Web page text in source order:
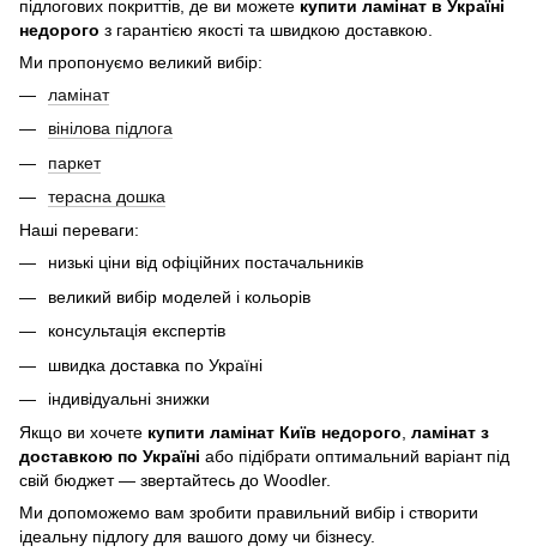
підлогових покриттів, де ви можете купити ламінат в Україні
недорого з гарантією якості та швидкою доставкою.
Ми пропонуємо великий вибір:
ламінат
вінілова підлога
паркет
терасна дошка
Наші переваги:
низькі ціни від офіційних постачальників
великий вибір моделей і кольорів
консультація експертів
швидка доставка по Україні
індивідуальні знижки
Якщо ви хочете купити ламінат Київ недорого, ламінат з
доставкою по Україні або підібрати оптимальний варіант під
свій бюджет — звертайтесь до Woodler.
Ми допоможемо вам зробити правильний вибір і створити
ідеальну підлогу для вашого дому чи бізнесу.